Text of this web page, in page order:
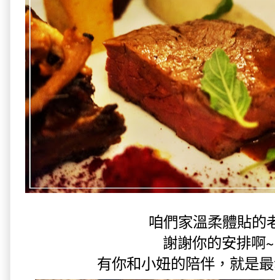
咱們家溫柔體貼的
謝謝你的安排啊
有你和小妞的陪伴，就是